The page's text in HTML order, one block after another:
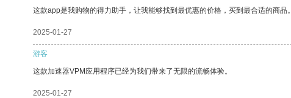
这款app是我购物的得力助手，让我能够找到最优惠的价格，买到最合适的商品。
2025-01-27
游客
这款加速器VPM应用程序已经为我们带来了无限的流畅体验。
2025-01-27